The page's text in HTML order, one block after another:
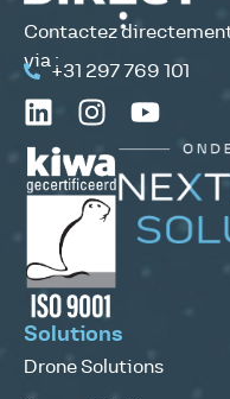
Contactez
via :
+31 297 769 101
Solutions
Drone Solutions